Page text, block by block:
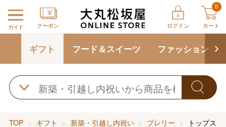
ガイド クーポン ログイン
0
カート
ギフト フード＆スイーツ ファッション
TOP ギフト 新築・引越し内祝い プレリー トップス